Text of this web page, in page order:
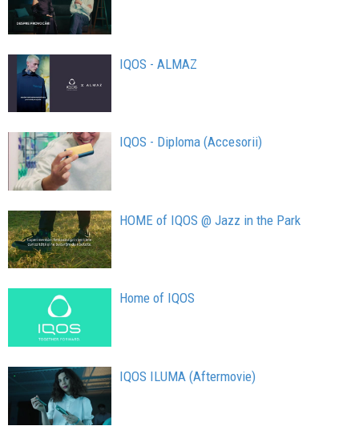
IQOS - ALMAZ
IQOS - Diploma (Accesorii)
HOME of IQOS @ Jazz in the Park
Home of IQOS
IQOS ILUMA (Aftermovie)